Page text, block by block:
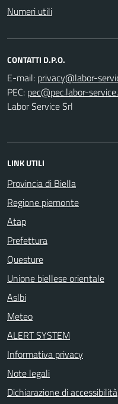
Numeri utili
CONTATTI D.P.O.
E-mail:
PEC:
Labor Service Srl
LINK UTILI
Provincia di Biella
Regione piemonte
Atap
Prefettura
Questure
Unione biellese orientale
Aslbi
Meteo
ALERT SYSTEM
Informativa privacy
Note legali
Dichiarazione di accessibilità